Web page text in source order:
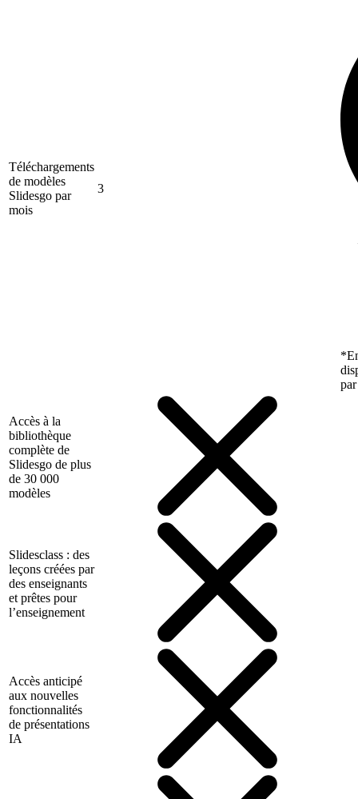
Téléchargements
de modèles
Slidesgo par
mois
3
Accès à la
bibliothèque
complète de
Slidesgo de plus
de 30 000
modèles
Slidesclass : des
leçons créées par
des enseignants
et prêtes pour
l’enseignement
Accès anticipé
aux nouvelles
fonctionnalités
de présentations
IA